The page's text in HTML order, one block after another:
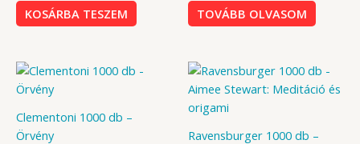
KOSÁRBA TESZEM TOVÁBB OLVASOM
Clementoni 1000 db –
Örvény
Ravensburger 1000 db –